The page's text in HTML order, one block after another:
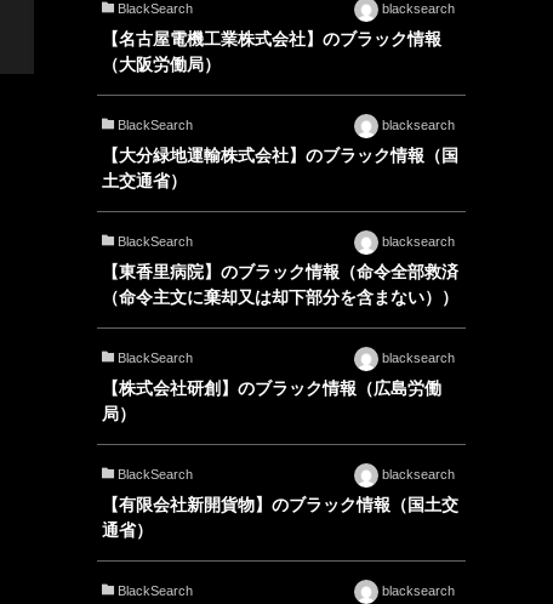
BlackSearch blacksearch
【名古屋電機工業株式会社】のブラック情報
（大阪労働局）
BlackSearch blacksearch
【大分緑地運輸株式会社】のブラック情報（国
土交通省）
BlackSearch blacksearch
【東香里病院】のブラック情報（命令全部救済
（命令主文に棄却又は却下部分を含まない））
BlackSearch blacksearch
【株式会社研創】のブラック情報（広島労働
局）
BlackSearch blacksearch
【有限会社新開貨物】のブラック情報（国土交
通省）
BlackSearch blacksearch